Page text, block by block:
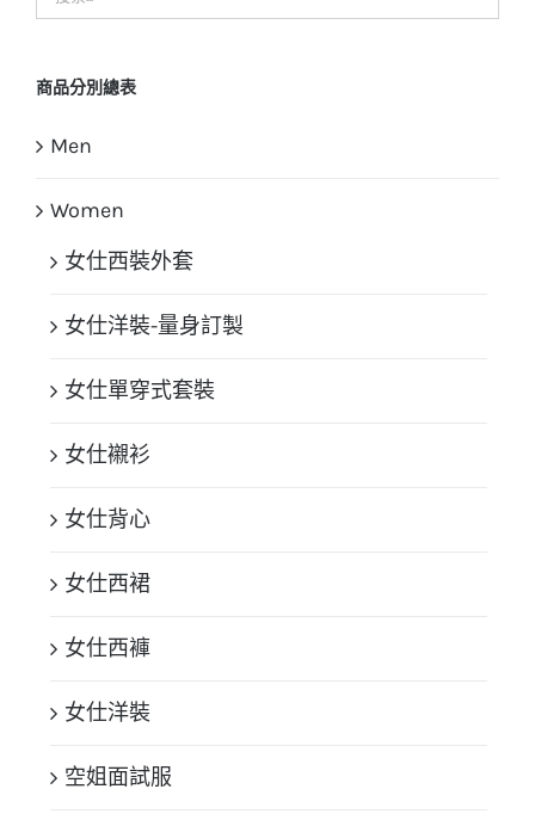
商品分別總表
Men
Women
女仕西裝外套
女仕洋裝-量身訂製
女仕單穿式套裝
女仕襯衫
女仕背心
女仕西裙
女仕西褲
女仕洋裝
空姐面試服